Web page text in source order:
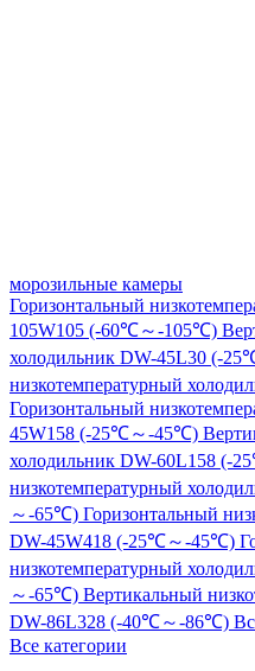
морозильные камеры
Горизонтальный
105W105 (-60℃～-105℃)
холодильник DW-45L30 (-
низкотемпературный
Горизонтальный
45W158 (-25℃～-45℃)
холодильник DW-60L158 (-
низкотемпературный
～-65℃) Горизонтальный
DW-45W418 (-25℃～-45℃)
низкотемпературный
～-65℃) Вертикальный
DW-86L328 (-40℃～-86℃)
Все категории